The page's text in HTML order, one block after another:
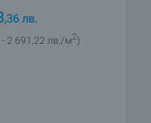
,36 лв.
- 2 691 ,22 лв./м2)